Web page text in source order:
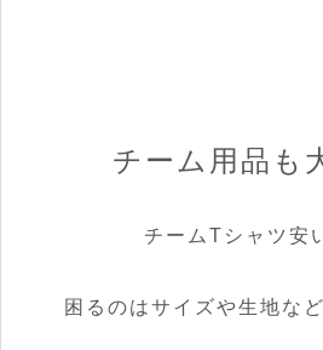
チーム用品も
チームTシャツ安
困るのはサイズや生地な